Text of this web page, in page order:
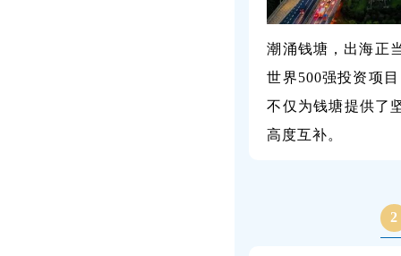
潮涌钱塘，出海正
世界500强投资项
不仅为钱塘提供了
高度互补。
2